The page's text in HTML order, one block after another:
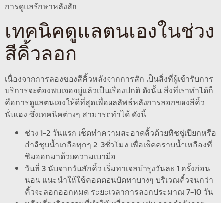
การดูแลรักษาหลังสัก
เทคนิคดูแลตนเองในช่วง
สีคิ้วลอก
เนื่องจากการลองของสีคิ้วหลังจากการสัก เป็นสิ่งที่ผู้เข้ารับการ
บริการจะต้องพบเจออยู่แล้วเป็นเรื่องปกติ ดังนั้น สิ่งที่เราทำได้ก็
คือการดูแลตนเองให้ดีที่สุดเพื่อผลลัพธ์หลังการลอกของสีคิ้ว
นั่นเอง ซึ่งเทคนิคต่างๆ สามารถทำได้ ดังนี้
ช่วง 1-2 วันแรก เช็ดทำความสะอาดคิ้วด้วยทิชชู่เปียกหรือ
สำลีชุบน้ำเกลือทุกๆ 2-3ชั่วโมง เพื่อเช็ดคราบน้ำเหลืองที่
ซึมออกมาด้วยความเบามือ
วันที่ 3 นับจากวันสักคิ้ว เริ่มทาเจลบำรุงวันละ 1 ครั้งก่อน
นอน แนะนำให้ใช้คอตตอนบัดทาบางๆ บริเวณคิ้วจนกว่า
คิ้วจะลอกออกหมด ระยะเวลาการลอกประมาณ 7-10 วัน